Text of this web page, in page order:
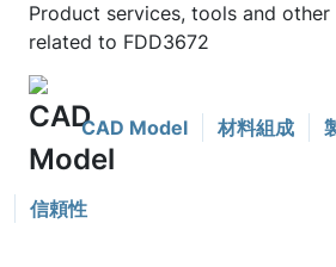
Product services, tools and other
related to FDD3672
CAD Model 材料組成
信頼性